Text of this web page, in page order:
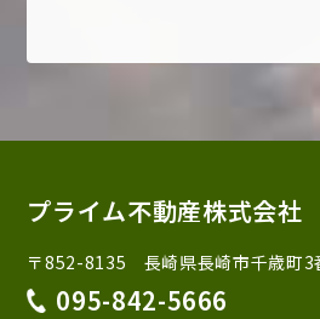
プライム不動産株式会社
〒852-8135 長崎県長崎市千歳町3
095-842-5666